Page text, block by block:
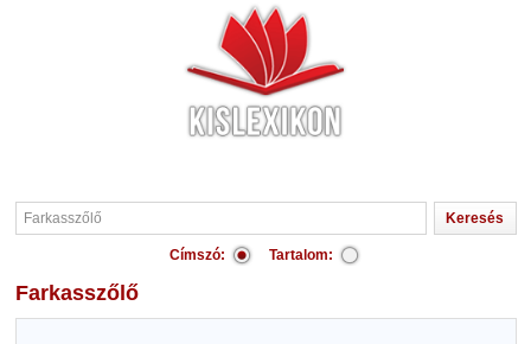
Címszó: Tartalom:
Farkasszőlő